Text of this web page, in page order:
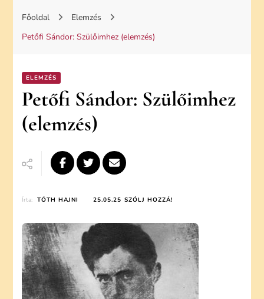
Főoldal
Elemzés
Petőfi Sándor: Szülőimhez (elemzés)
ELEMZÉS
Petőfi Sándor: Szülőimhez
(elemzés)
Írta: TÓTH HAJNI 25.05.25 SZÓLJ HOZZÁ!
SZÜLŐIMHEZ
(ELEMZÉS)